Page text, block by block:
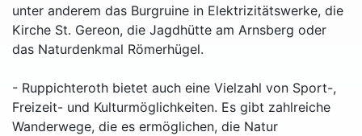
unter anderem das Burgruine in Elektrizitätswerke, die
Kirche St. Gereon, die Jagdhütte am Arnsberg oder
das Naturdenkmal Römerhügel.
- Ruppichteroth bietet auch eine Vielzahl von Sport-,
Freizeit- und Kulturmöglichkeiten. Es gibt zahlreiche
Wanderwege, die es ermöglichen, die Natur